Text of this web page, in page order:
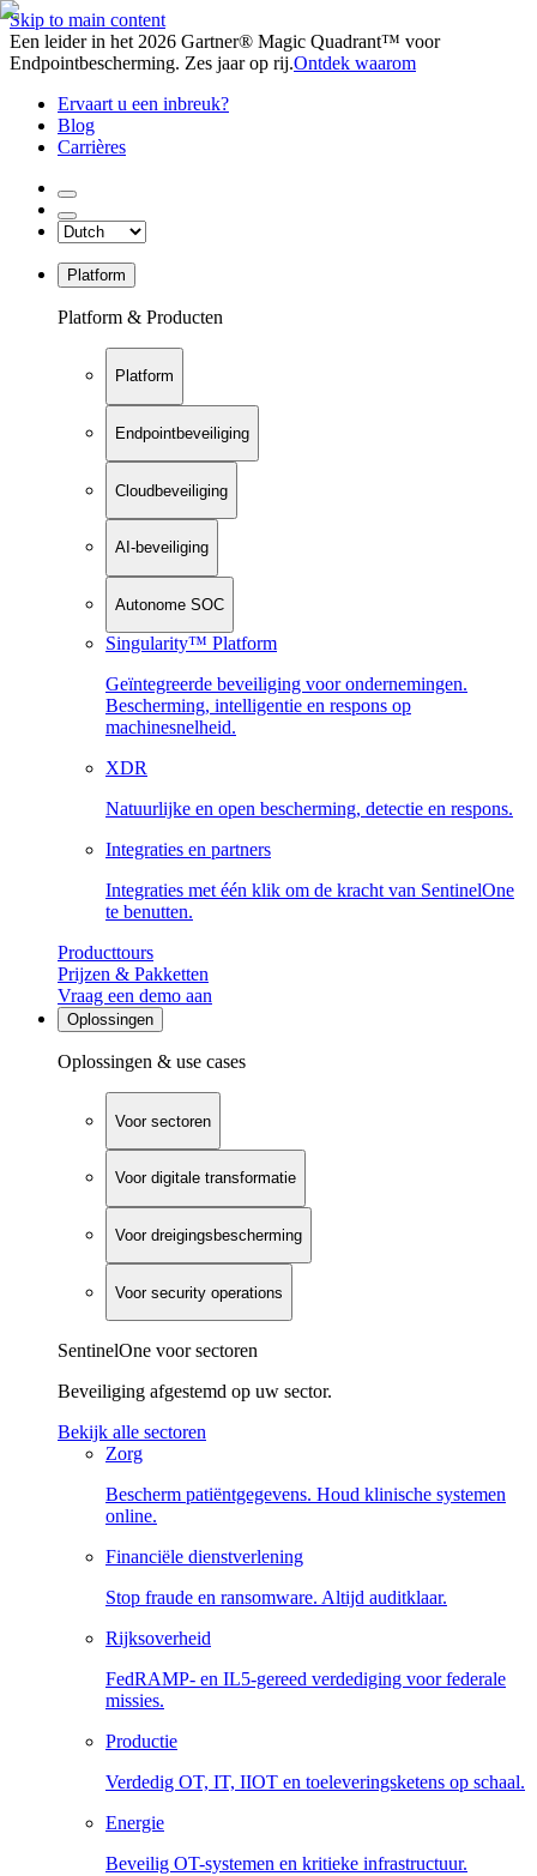
Skip to main content
Een leider in het 2026 Gartner® Magic Quadrant™ voor
Endpointbescherming. Zes jaar op rij.Ontdek waarom
Ervaart u een inbreuk?
Blog
Carrières
Platform
Platform & Producten
Platform
Endpointbeveiliging
Cloudbeveiliging
AI-beveiliging
Autonome SOC
Singularity™ Platform
Geïntegreerde beveiliging voor ondernemingen.
Bescherming, intelligentie en respons op
machinesnelheid.
XDR
Natuurlijke en open bescherming, detectie en respons.
Integraties en partners
Integraties met één klik om de kracht van SentinelOne
te benutten.
Producttours
Prijzen & Pakketten
Vraag een demo aan
Oplossingen
Oplossingen & use cases
Voor sectoren
Voor digitale transformatie
Voor dreigingsbescherming
Voor security operations
SentinelOne voor sectoren
Beveiliging afgestemd op uw sector.
Bekijk alle sectoren
Zorg
Bescherm patiëntgegevens. Houd klinische systemen
online.
Financiële dienstverlening
Stop fraude en ransomware. Altijd auditklaar.
Rijksoverheid
FedRAMP- en IL5-gereed verdediging voor federale
missies.
Productie
Verdedig OT, IT, IIOT en toeleveringsketens op schaal.
Energie
Beveilig OT-systemen en kritieke infrastructuur.